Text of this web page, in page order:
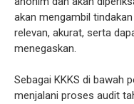
akan mengambil
relevan, akurat, serta
menegaskan.
Sebagai KKKS di bawah
menjalani proses audit